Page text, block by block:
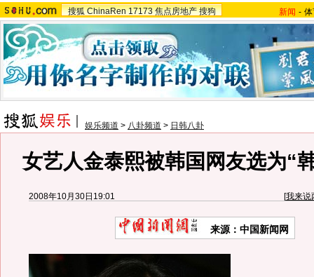
搜狐 ChinaRen 17173 焦点房地产 搜狗 新闻 -
娱乐频道 > 八卦频道 > 日韩八卦
女艺人金泰熙被韩国网友选为“
2008年10月30日19:01 [我来说
来源：中国新闻网